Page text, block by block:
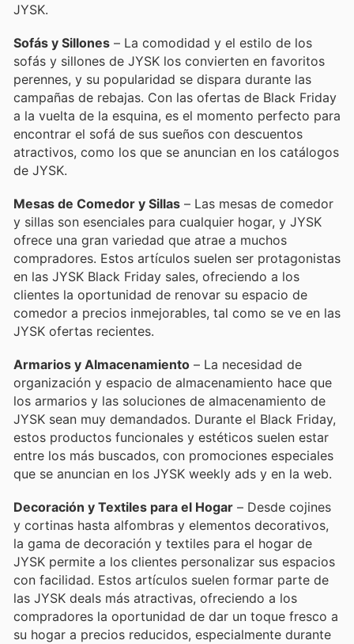
JYSK.
Sofás y Sillones – La comodidad y el estilo de los
sofás y sillones de JYSK los convierten en favoritos
perennes, y su popularidad se dispara durante las
campañas de rebajas. Con las ofertas de Black Friday
a la vuelta de la esquina, es el momento perfecto para
encontrar el sofá de sus sueños con descuentos
atractivos, como los que se anuncian en los catálogos
de JYSK.
Mesas de Comedor y Sillas – Las mesas de comedor
y sillas son esenciales para cualquier hogar, y JYSK
ofrece una gran variedad que atrae a muchos
compradores. Estos artículos suelen ser protagonistas
en las JYSK Black Friday sales, ofreciendo a los
clientes la oportunidad de renovar su espacio de
comedor a precios inmejorables, tal como se ve en las
JYSK ofertas recientes.
Armarios y Almacenamiento – La necesidad de
organización y espacio de almacenamiento hace que
los armarios y las soluciones de almacenamiento de
JYSK sean muy demandados. Durante el Black Friday,
estos productos funcionales y estéticos suelen estar
entre los más buscados, con promociones especiales
que se anuncian en los JYSK weekly ads y en la web.
Decoración y Textiles para el Hogar – Desde cojines
y cortinas hasta alfombras y elementos decorativos,
la gama de decoración y textiles para el hogar de
JYSK permite a los clientes personalizar sus espacios
con facilidad. Estos artículos suelen formar parte de
las JYSK deals más atractivas, ofreciendo a los
compradores la oportunidad de dar un toque fresco a
su hogar a precios reducidos, especialmente durante